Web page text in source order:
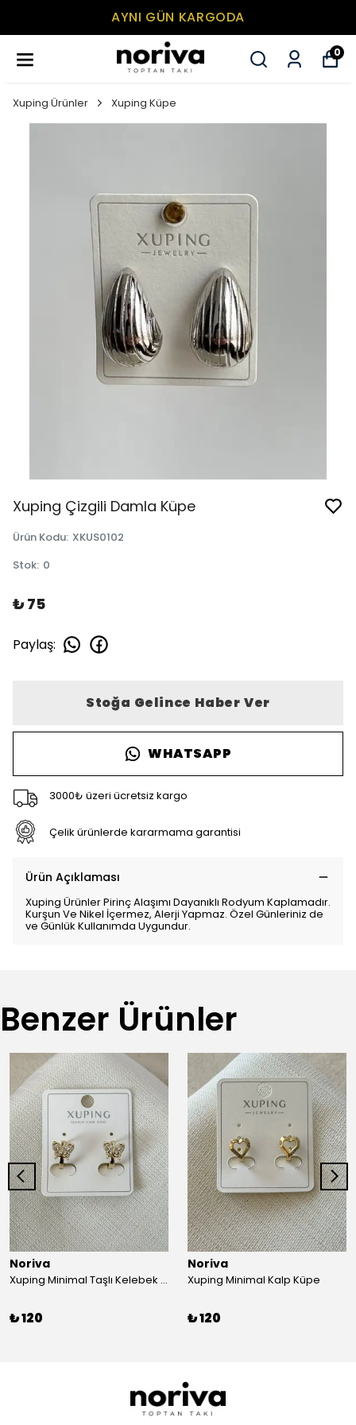
AYNI GÜN KARGODA
0
Xuping Ürünler Xuping Küpe
Xuping Çizgili Damla Küpe
Ürün Kodu: XKUS0102
Stok: 0
₺ 75
Paylaş:
Stoğa Gelince Haber Ver
WHATSAPP
3000₺ üzeri ücretsiz kargo
Çelik ürünlerde kararmama garantisi
Ürün Açıklaması
Xuping Ürünler Pirinç Alaşımı Dayanıklı Rodyum Kaplamadır.
Kurşun Ve Nikel İçermez, Alerji Yapmaz. Özel Günleriniz de
ve Günlük Kullanımda Uygundur.
Benzer Ürünler
Noriva
Xuping Minimal Taşlı Kelebek Küpe
₺ 120
Noriva
Xuping Minimal Kalp Küpe
₺ 120